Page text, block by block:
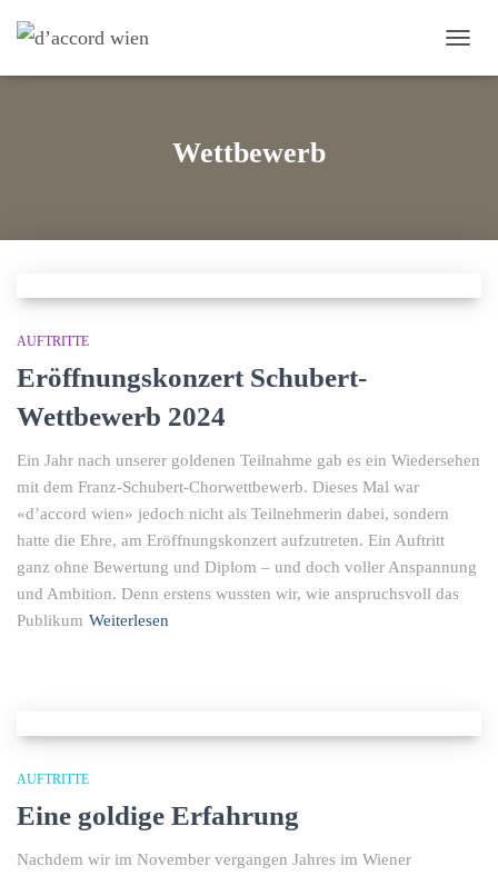
Wettbewerb
AUFTRITTE
Eröffnungskonzert Schubert-
Wettbewerb 2024
Ein Jahr nach unserer goldenen Teilnahme gab es ein Wiedersehen
mit dem Franz-Schubert-Chorwettbewerb. Dieses Mal war
«d’accord wien» jedoch nicht als Teilnehmerin dabei, sondern
hatte die Ehre, am Eröffnungskonzert aufzutreten. Ein Auftritt
ganz ohne Bewertung und Diplom – und doch voller Anspannung
und Ambition. Denn erstens wussten wir, wie anspruchsvoll das
Publikum Weiterlesen
AUFTRITTE
Eine goldige Erfahrung
Nachdem wir im November vergangen Jahres im Wiener